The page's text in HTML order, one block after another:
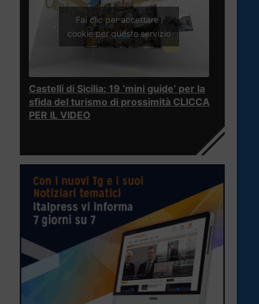
Fai clic per accettare i
cookie per questo servizio
Castelli di Sicilia: 19 ‘mini guide’ per la
sfida del turismo di prossimità CLICCA
PER IL VIDEO